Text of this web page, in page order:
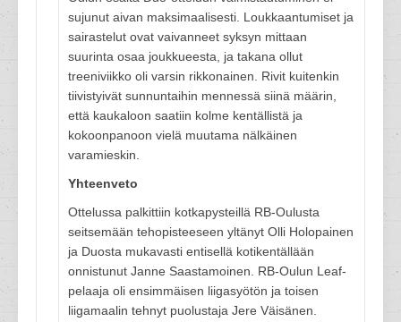
sujunut aivan maksimaalisesti. Loukkaantumiset ja
sairastelut ovat vaivanneet syksyn mittaan
suurinta osaa joukkueesta, ja takana ollut
treeniviikko oli varsin rikkonainen. Rivit kuitenkin
tiivistyivät sunnuntaihin mennessä siinä määrin,
että kaukaloon saatiin kolme kentällistä ja
kokoonpanoon vielä muutama nälkäinen
varamieskin.
Yhteenveto
Ottelussa palkittiin kotkapysteillä RB-Oulusta
seitsemään tehopisteeseen yltänyt Olli Holopainen
ja Duosta mukavasti entisellä kotikentällään
onnistunut Janne Saastamoinen. RB-Oulun Leaf-
pelaaja oli ensimmäisen liigasyötön ja toisen
liigamaalin tehnyt puolustaja Jere Väisänen.